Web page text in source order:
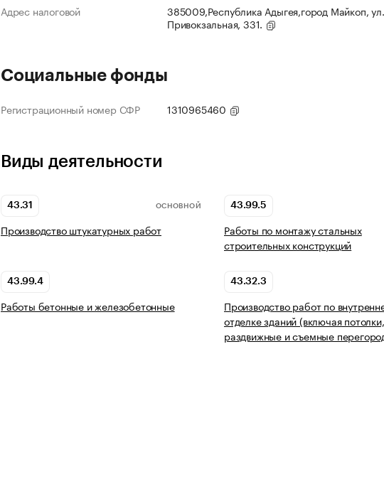
Адрес налоговой
385009,Республика Адыгея,город Майкоп, ул.
Привокзальная, 331.
Социальные фонды
Регистрационный номер СФР 1310965460
Виды деятельности
43.31 ОСНОВНОЙ
Производство штукатурных работ
43.99.5
Работы по монтажу стальных
строительных конструкций
43.99.4
Работы бетонные и железобетонные
43.32.3
Производство работ по
отделке зданий (включая потолки,
раздвижные и съемные